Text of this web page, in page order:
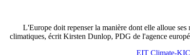
L'Europe doit repenser la manière dont elle alloue ses
climatiques, écrit Kirsten Dunlop, PDG de l'agence
EIT Climate-KIC